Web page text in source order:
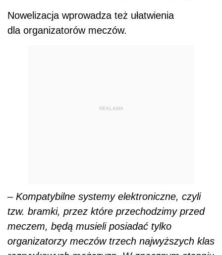
Nowelizacja wprowadza też ułatwienia
dla organizatorów meczów.
REKLAMA
– Kompatybilne systemy elektroniczne, czyli
tzw. bramki, przez które przechodzimy przed
meczem, będą musieli posiadać tylko
organizatorzy meczów trzech najwyższych klas